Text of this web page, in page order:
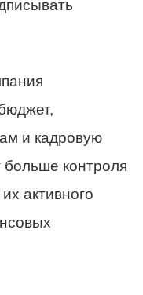
и кадровую
больше контроля
активного